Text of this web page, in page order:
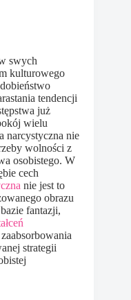
swych
kulturowego
tendencji
już
wielu
narcystyczna nie
wolności z
osobistego. W
cech
nie jest to
obrazu
fantazji,
strategii